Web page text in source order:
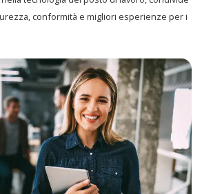
conformità e migliori esperienze per i